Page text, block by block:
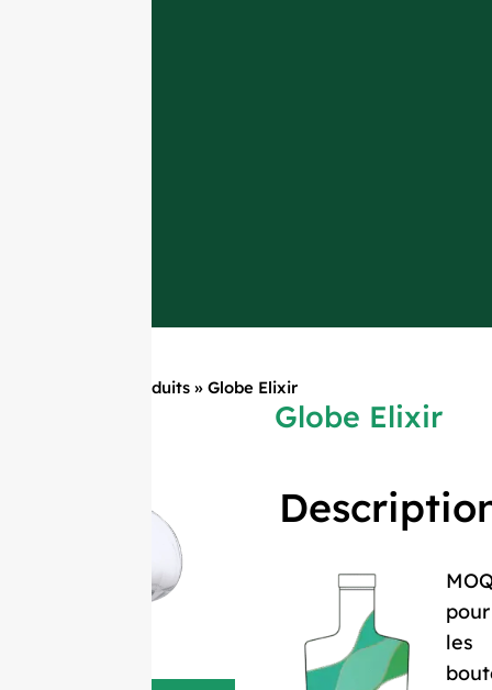
Produits» Globe Elixir
Globe Elixir
pour
les